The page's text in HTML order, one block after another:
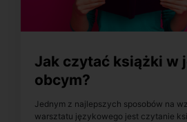
Jak czytać książki w
obcym?
Jednym z najlepszych sposobów na
warsztatu językowego jest czytanie